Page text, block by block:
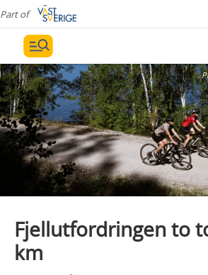
Part of
Fjellutfordringen to
km